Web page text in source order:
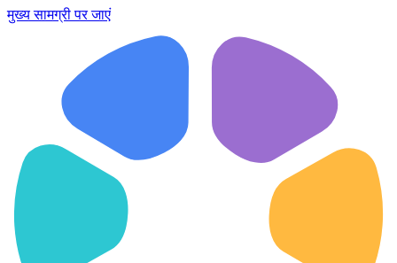
मुख्य सामग्री पर जाएं